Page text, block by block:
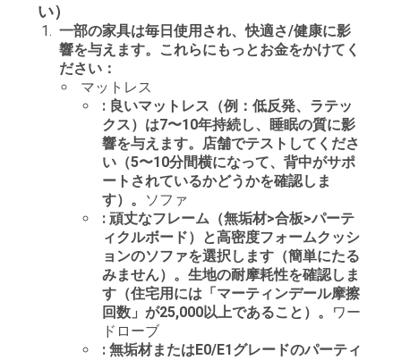
い）
一部の家具は毎日使用され、快適さ/健康に影
響を与えます。これらにもっとお金をかけてく
ださい：
マットレス
: 良いマットレス（例：低反発、ラテッ
クス）は7〜10年持続し、睡眠の質に影
響を与えます。店舗でテストしてくださ
い（5〜10分間横になって、背中がサポ
ートされているかどうかを確認しま
す）。
ソファ
: 頑丈なフレーム（無垢材>合板>パーテ
ィクルボード）と高密度フォームクッシ
ョンのソファを選択します（簡単にたる
みません）。生地の耐摩耗性を確認しま
す（住宅用には「マーティンデール摩擦
回数」が25,000以上であること）。
ワー
ドローブ
: 無垢材またはE0/E1グレードのパーティ